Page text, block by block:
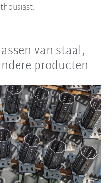
van staal,
producten